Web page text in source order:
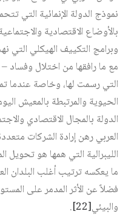
نموذج الدولة الإنمائية التي
بالأوضاع الاقتصادية
وبرامج التكييف الهيكلي التي
مع ما رافقها من اختلال
التي رسمت لها، وخاصة
الحيوية والمرتبطة بالمعيش
الدولة بالمجال الاقتصادي
العربي رهن إرادة الشركات
الليبرالية التي همها هو
ما يعكسه ترتيب أغلب البلدان
فضلاً عن الأثر المدمر على
والبيئي[22]
.